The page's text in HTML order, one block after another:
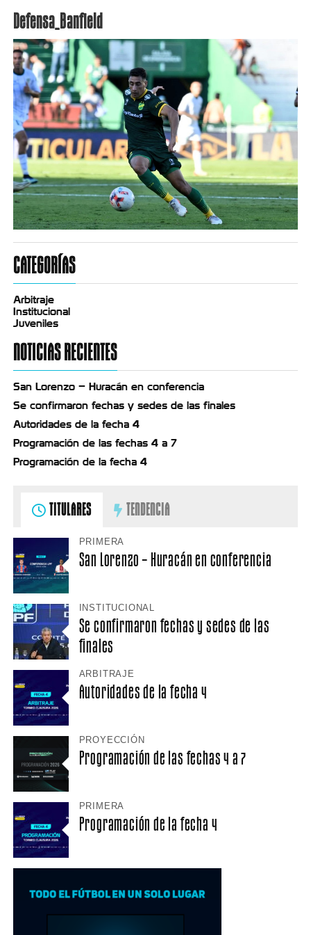
Defensa_Banfield
CATEGORÍAS
Arbitraje
Institucional
Juveniles
NOTICIAS RECIENTES
San Lorenzo – Huracán en conferencia
Se confirmaron fechas y sedes de las finales
Autoridades de la fecha 4
Programación de las fechas 4 a 7
Programación de la fecha 4
TITULARES TENDENCIA
PRIMERA
San Lorenzo – Huracán en conferencia
INSTITUCIONAL
Se confirmaron fechas y sedes de las
finales
ARBITRAJE
Autoridades de la fecha 4
PROYECCIÓN
Programación de las fechas 4 a 7
PRIMERA
Programación de la fecha 4